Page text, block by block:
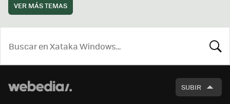
VER MÁS TEMAS
SUBIR